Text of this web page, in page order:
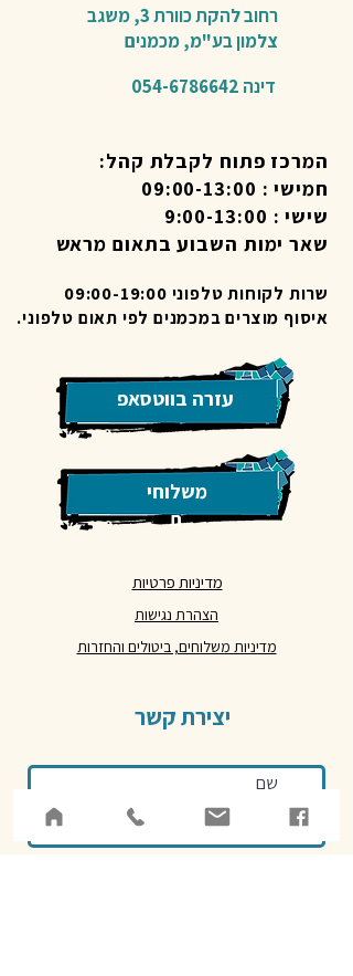
רחוב להקת כוורת 3,
משגב
צלמון בע"מ,מכמנים​
דינה 054-6786642
המרכז פתוח לקבלת קהל:
חמישי : 09:00-13:00
שישי : 9:00-13:00
שאר ימות השבוע בתאום מראש
שרות לקוחות טלפוני 09:00-19:00
איסוף מוצרים במכמנים לפי תאום טלפוני.
עזרה בווטסאפ
משלוחי
ם
מדיניות פרטיות
הצהרת נגישות
מדיניות משלוחים, ביטולים והחזרות
יצירת קשר